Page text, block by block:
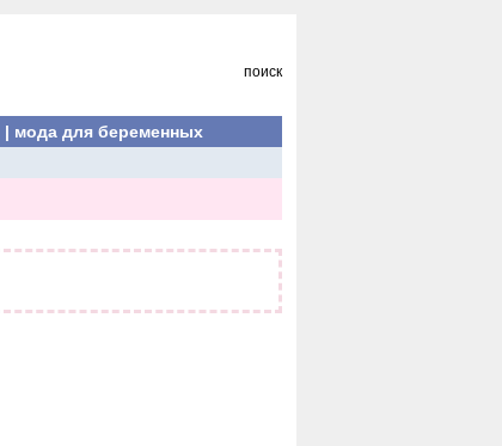
поиск
| мода для беременных